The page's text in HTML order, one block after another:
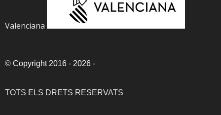
Valenciana
© Copyright 2016 - 2026 -
TOTS ELS DRETS RESERVATS